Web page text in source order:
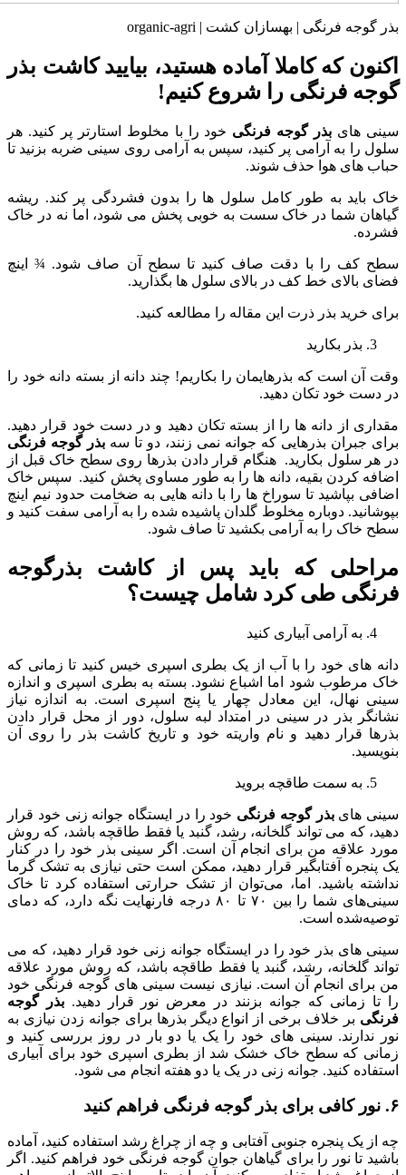
بذر گوجه فرنگی | بهسازان کشت | organic-agri
اکنون که کاملا آماده هستید، بیایید کاشت بذر
گوجه فرنگی را شروع کنیم!
سینی های بذر گوجه فرنگی خود را با مخلوط استارتر پر کنید. هر
سلول را به آرامی پر کنید، سپس به آرامی روی سینی ضربه بزنید تا
حباب های هوا حذف شوند.
خاک باید به طور کامل سلول ها را بدون فشردگی پر کند. ریشه
گیاهان شما در خاک سست به خوبی پخش می شود، اما نه در خاک
فشرده.
سطح کف را با دقت صاف کنید تا سطح آن صاف شود. ¾ اینچ
فضای بالای خط کف در بالای سلول ها بگذارید.
برای خرید بذر ذرت این مقاله را مطالعه کنید.
بذر بکارید
وقت آن است که بذرهایمان را بکاریم! چند دانه از بسته دانه خود را
در دست خود تکان دهید.
مقداری از دانه ها را از بسته تکان دهید و در دست خود قرار دهید.
برای جبران بذرهایی که جوانه نمی زنند، دو تا سه بذر گوجه فرنگی
در هر سلول بکارید. هنگام قرار دادن بذرها روی سطح خاک قبل از
اضافه کردن بقیه، دانه ها را به طور مساوی پخش کنید. سپس خاک
اضافی بپاشید تا سوراخ ها را با دانه هایی به ضخامت حدود نیم اینچ
بپوشانید. دوباره مخلوط گلدان پاشیده شده را به آرامی سفت کنید و
سطح خاک را به آرامی بکشید تا صاف شود.
مراحلی که باید پس از کاشت بذرگوجه
فرنگی طی کرد شامل چیست؟
به آرامی آبیاری کنید
دانه های خود را با آب از یک بطری اسپری خیس کنید تا زمانی که
خاک مرطوب شود اما اشباع نشود. بسته به بطری اسپری و اندازه
سینی نهال، این معادل چهار یا پنج اسپری است. به اندازه نیاز
نشانگر بذر در سینی در امتداد لبه سلول، دور از محل قرار دادن
بذرها قرار دهید و نام واریته خود و تاریخ کاشت بذر را روی آن
بنویسید.
به سمت طاقچه بروید
سینی هایبذر گوجه فرنگی خود را در ایستگاه جوانه زنی خود قرار
دهید، که می تواند گلخانه، رشد، گنبد یا فقط طاقچه باشد، که روش
مورد علاقه من برای انجام آن است. اگر سینی بذر خود را در کنار
یک پنجره آفتابگیر قرار دهید، ممکن است حتی نیازی به تشک گرما
نداشته باشید. اما، می‌توان از تشک حرارتی استفاده کرد تا خاک
سینی‌های شما را بین ۷۰ تا ۸۰ درجه فارنهایت نگه دارد، که دمای
توصیه‌شده است.
سینی های بذر خود را در ایستگاه جوانه زنی خود قرار دهید، که می
تواند گلخانه، رشد، گنبد یا فقط طاقچه باشد، که روش مورد علاقه
من برای انجام آن است. نیازی نیست سینی های گوجه فرنگی خود
را تا زمانی که جوانه بزنند در معرض نور قرار دهید.بذر گوجه
فرنگی بر خلاف برخی از انواع دیگر بذرها برای جوانه زدن نیازی به
نور ندارند. سینی های خود را یک یا دو بار در روز بررسی کنید و
زمانی که سطح خاک خشک شد از بطری اسپری خود برای آبیاری
استفاده کنید. جوانه زنی در یک یا دو هفته انجام می شود.
۶. نور کافی برای بذر گوجه فرنگی فراهم کنید
چه از یک پنجره جنوبی آفتابی و چه از چراغ رشد استفاده کنید، آماده
باشید تا نور را برای گیاهان جوان گوجه فرنگی خود فراهم کنید. اگر